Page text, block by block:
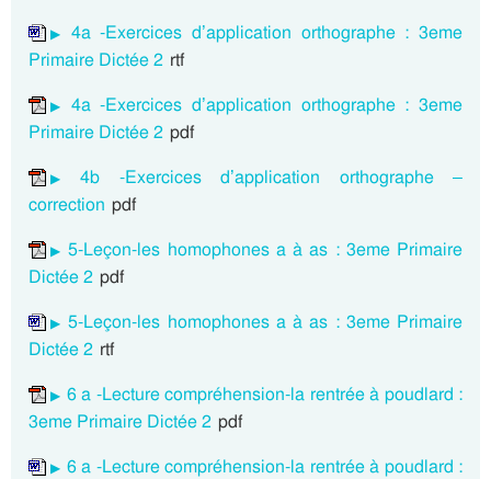
4a -Exercices d’application orthographe : 3eme
Primaire Dictée 2 rtf
4a -Exercices d’application orthographe : 3eme
Primaire Dictée 2 pdf
4b -Exercices d’application orthographe –
correction pdf
5-Leçon-les homophones a à as : 3eme Primaire
Dictée 2 pdf
5-Leçon-les homophones a à as : 3eme Primaire
Dictée 2 rtf
6 a -Lecture compréhension-la rentrée à poudlard :
3eme Primaire Dictée 2 pdf
6 a -Lecture compréhension-la rentrée à poudlard :